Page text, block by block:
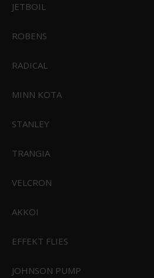
39,00 DKK
JETBOIL
ROBENS
RADICAL
MINN KOTA
STANLEY
TRANGIA
VELCRON
AKKOI
EFFEKT FLIES
JOHNSON PUMP